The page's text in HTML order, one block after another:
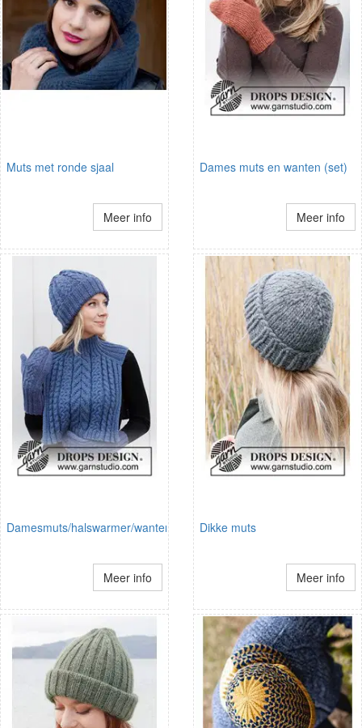
Muts met ronde sjaal
Meer info
Dames muts en wanten (set)
Meer info
Damesmuts/halswarmer/wanten
Meer info
Dikke muts
Meer info